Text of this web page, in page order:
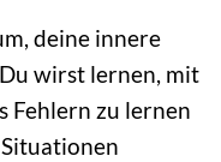
deine innere
wirst lernen, mit
Fehlern zu lernen